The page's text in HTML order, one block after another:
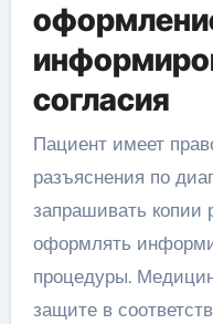
согласия
Пациент имеет
разъяснения по
запрашивать копии
оформлять
процедуры.
защите в